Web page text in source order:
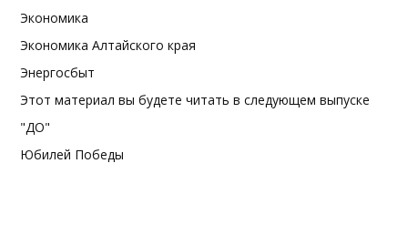
Экономика
Экономика Алтайского края
Энергосбыт
Этот материал вы будете читать в следующем выпуске
"ДО"
Юбилей Победы